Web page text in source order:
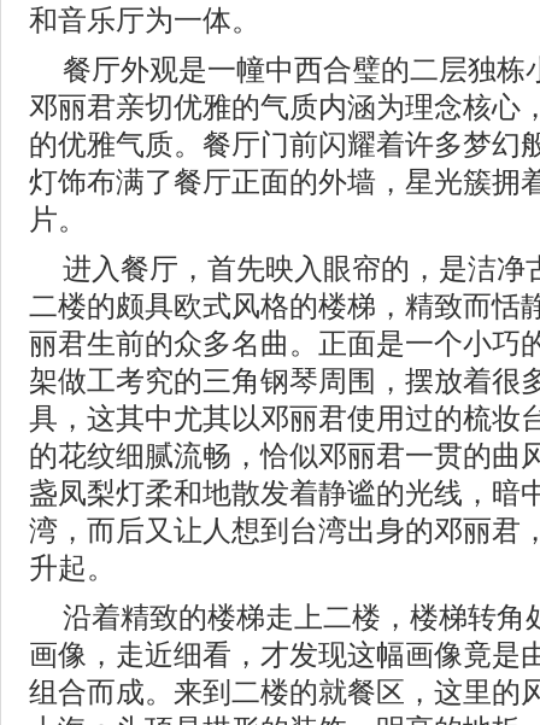
和音乐厅为一体。
餐厅外观是一幢中西合璧的二层独栋
邓丽君亲切优雅的气质内涵为理念核心
的优雅气质。餐厅门前闪耀着许多梦幻
灯饰布满了餐厅正面的外墙，星光簇拥
片。
进入餐厅，首先映入眼帘的，是洁净
二楼的颇具欧式风格的楼梯，精致而恬
丽君生前的众多名曲。正面是一个小巧
架做工考究的三角钢琴周围，摆放着很
具，这其中尤其以邓丽君使用过的梳妆
的花纹细腻流畅，恰似邓丽君一贯的曲
盏凤梨灯柔和地散发着静谧的光线，暗
湾，而后又让人想到台湾出身的邓丽君
升起。
沿着精致的楼梯走上二楼，楼梯转角
画像，走近细看，才发现这幅画像竟是
组合而成。来到二楼的就餐区，这里的